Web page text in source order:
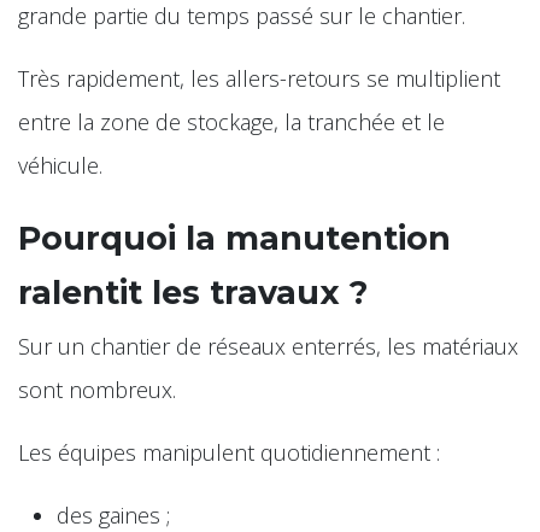
grande partie du temps passé sur le chantier.
Très rapidement, les allers-retours se multiplient
entre la zone de stockage, la tranchée et le
véhicule.
Pourquoi la manutention
ralentit les travaux ?
Sur un chantier de réseaux enterrés, les matériaux
sont nombreux.
Les équipes manipulent quotidiennement :
des gaines ;